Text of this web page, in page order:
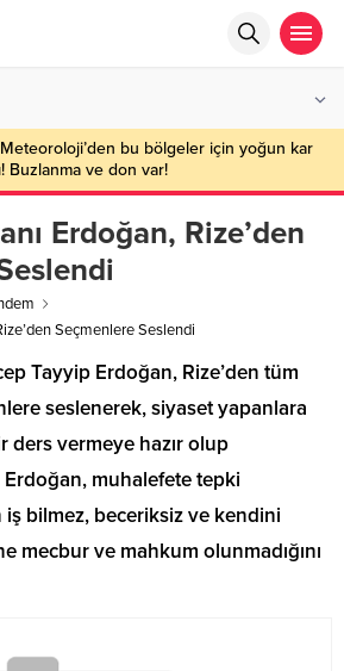
Meteoroloji’den bu bölgeler için yoğun kar
Buzlanma ve don var!
Erdoğan, Rize’den
Seçmenlere Seslendi
Tayyip Erdoğan, Rize’den tüm
seslenerek, siyaset yapanlara
ders vermeye hazır olup
Erdoğan, muhalefete tepki
iş bilmez, beceriksiz ve kendini
mecbur ve mahkum olunmadığını